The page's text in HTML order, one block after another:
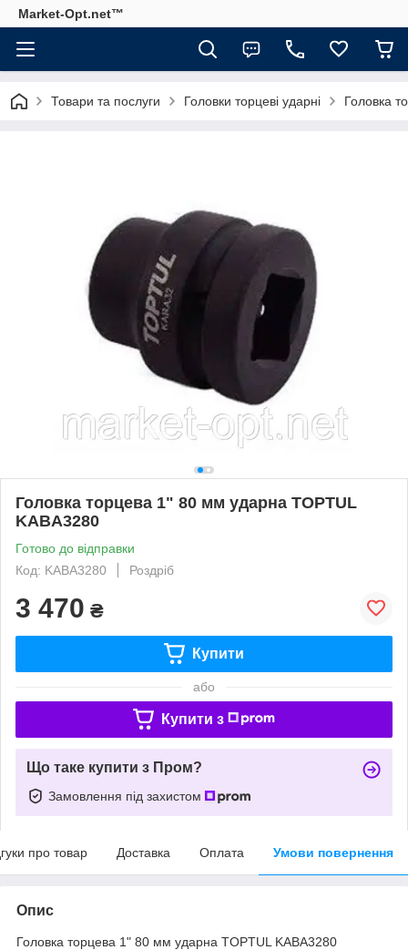
Market-Opt.net™
Товари та послуги Головки торцеві ударні Головка
Головка торцева 1" 80 мм ударна TOPTUL
KABA3280
Готово до відправки
Код: KABA3280
Роздріб
3 470 ₴
Купити
або
Купити з
Що таке купити з Пром?
Замовлення під захистом
про товар Доставка Оплата Умови повернення
Опис
Головка торцева 1" 80 мм ударна TOPTUL KABA3280